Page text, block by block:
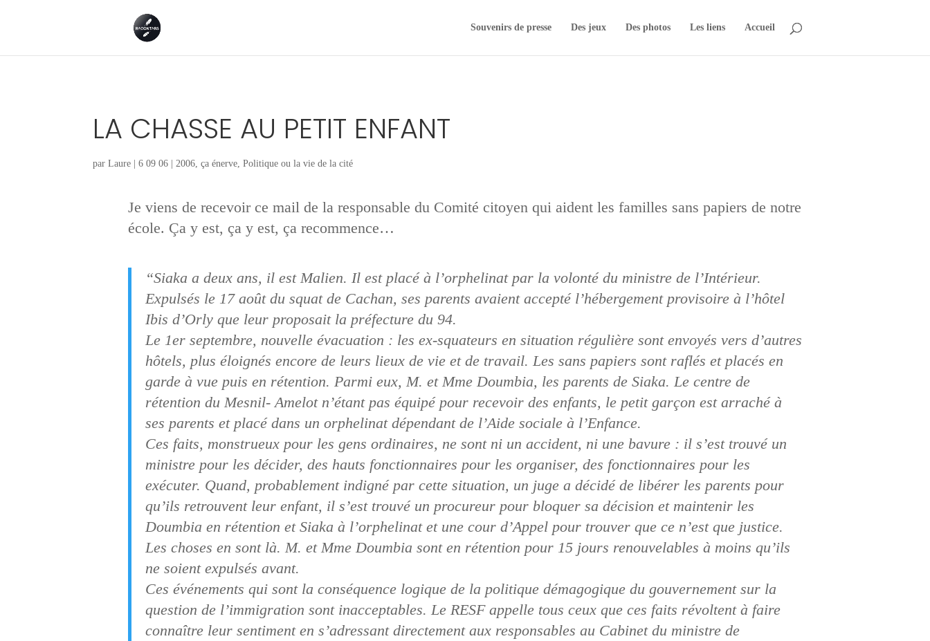
Souvenirs de presse Des jeux Des photos Les liens Accueil
LA CHASSE AU PETIT ENFANT
parLaure |6 09 06 | 2006 ,ça énerve ,Politique ou la vie de la cité
Je viens de recevoir ce mail de la responsable du Comité citoyen qui aident les familles sans papiers de notre
école. Ça y est, ça y est, ça recommence…
“Siaka a deux ans, il est Malien. Il est placé à l’orphelinat par la volonté du ministre de l’Intérieur.
Expulsés le 17 août du squat de Cachan, ses parents avaient accepté l’hébergement provisoire à l’hôtel
Ibis d’Orly que leur proposait la préfecture du 94.
Le 1er septembre, nouvelle évacuation : les ex-squateurs en situation régulière sont envoyés vers d’autres
hôtels, plus éloignés encore de leurs lieux de vie et de travail. Les sans papiers sont raflés et placés en
garde à vue puis en rétention. Parmi eux, M. et Mme Doumbia, les parents de Siaka. Le centre de
rétention du Mesnil- Amelot n’étant pas équipé pour recevoir des enfants, le petit garçon est arraché à
ses parents et placé dans un orphelinat dépendant de l’Aide sociale à l’Enfance.
Ces faits, monstrueux pour les gens ordinaires, ne sont ni un accident, ni une bavure : il s’est trouvé un
ministre pour les décider, des hauts fonctionnaires pour les organiser, des fonctionnaires pour les
exécuter. Quand, probablement indigné par cette situation, un juge a décidé de libérer les parents pour
qu’ils retrouvent leur enfant, il s’est trouvé un procureur pour bloquer sa décision et maintenir les
Doumbia en rétention et Siaka à l’orphelinat et une cour d’Appel pour trouver que ce n’est que justice.
Les choses en sont là. M. et Mme Doumbia sont en rétention pour 15 jours renouvelables à moins qu’ils
ne soient expulsés avant.
Ces événements qui sont la conséquence logique de la politique démagogique du gouvernement sur la
question de l’immigration sont inacceptables. Le RESF appelle tous ceux que ces faits révoltent à faire
connaître leur sentiment en s’adressant directement aux responsables au Cabinet du ministre de